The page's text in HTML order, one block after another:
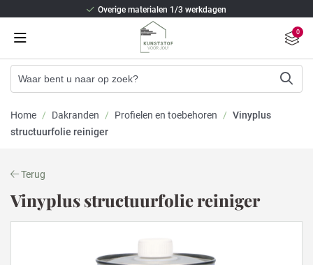
Overige materialen 1/3 werkdagen
Beste isolatie en staalversterking
2/3 weken levertijd (Kunststof kozijnen)
Overige materialen 1/3 werkdagen
Beste isolatie en staalversterking
0
Home / Dakranden / Profielen en toebehoren / Vinyplus
structuurfolie reiniger
Terug
Vinyplus structuurfolie reiniger